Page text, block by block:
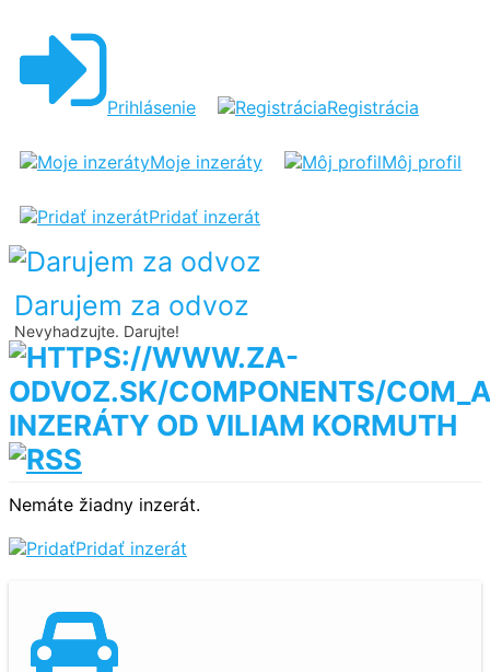
Prihlásenie Registrácia
Moje inzeráty Môj profil
Pridať inzerát
Darujem za odvoz
Nevyhadzujte. Darujte!
INZERÁTY OD VILIAM KORMUTH
Nemáte žiadny inzerát.
Pridať inzerát